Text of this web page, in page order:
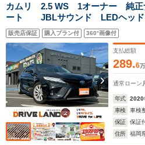
カムリ 2.5 WS 1オーナー 純正
ート JBLサウンド LEDヘッド
ラ スマートキー ブラインドス
格納ミラー 純正17インチアル
DVD再生可
販売店保証 購入プラン付 360°画像付
支払総額
289.6
通常ローン
年式 2020
車検
車検
保証
保証
住所
福岡